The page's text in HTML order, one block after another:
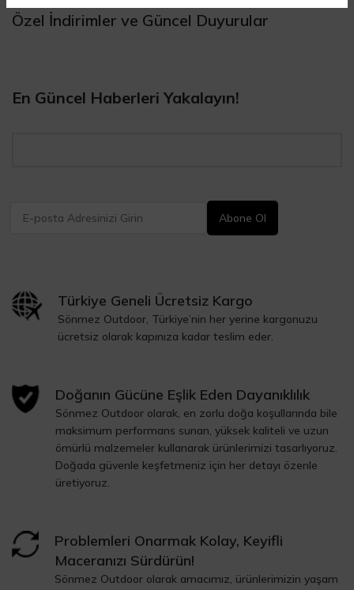
Özel İndirimler ve Güncel Duyurular
En Güncel Haberleri Yakalayın!
Türkiye Geneli Ücretsiz Kargo
Sönmez Outdoor, Türkiye’nin her yerine kargonuzu
ücretsiz olarak kapınıza kadar teslim eder.
Doğanın Gücüne Eşlik Eden Dayanıklılık
Sönmez Outdoor olarak, en zorlu doğa koşullarında bile
maksimum performans sunan, yüksek kaliteli ve uzun
ömürlü malzemeler kullanarak ürünlerimizi tasarlıyoruz.
Doğada güvenle keşfetmeniz için her detayı özenle
üretiyoruz.
Problemleri Onarmak Kolay, Keyifli
Maceranızı Sürdürün!
Sönmez Outdoor olarak amacımız, ürünlerimizin yaşam